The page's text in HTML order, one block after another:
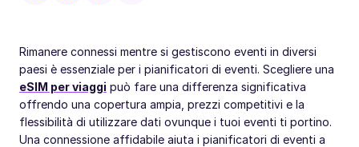
Rimanere connessi mentre si gestiscono eventi in diversi
paesi è essenziale per i pianificatori di eventi. Scegliere una
eSIM per viaggi può fare una differenza significativa
offrendo una copertura ampia, prezzi competitivi e la
flessibilità di utilizzare dati ovunque i tuoi eventi ti portino.
Una connessione affidabile aiuta i pianificatori di eventi a